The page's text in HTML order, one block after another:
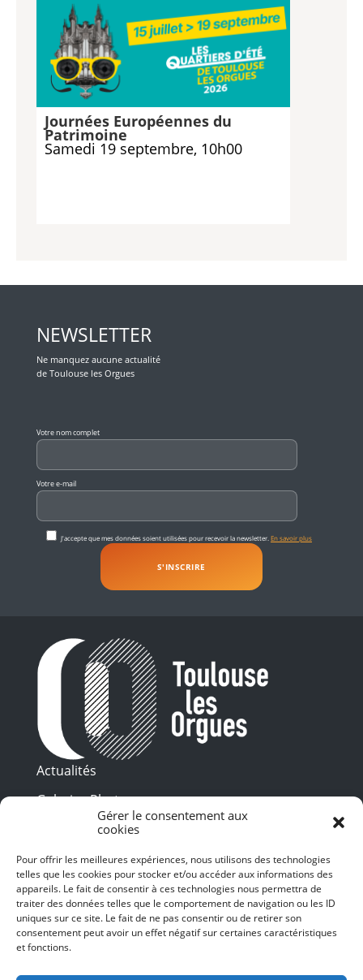
Gérer le consentement aux
cookies
Pour offrir les meilleures expériences, nous utilisons des technologies
telles que les cookies pour stocker et/ou accéder aux informations des
appareils. Le fait de consentir à ces technologies nous permettra de
traiter des données telles que le comportement de navigation ou les ID
uniques sur ce site. Le fait de ne pas consentir ou de retirer son
consentement peut avoir un effet négatif sur certaines caractéristiques
et fonctions.
Journées Européennes du
Patrimoine
Samedi 19 septembre, 10h00
NEWSLETTER
Ne manquez aucune actualité
de Toulouse les Orgues
Votre nom complet
Votre e-mail
J'accepte que mes données soient utilisées pour recevoir la newsletter. En savoir plus
Actualités
Galeries Photos
Vidéothèque
Presse
Programme PDF
Billetterie
Recrutement
Mentions légales